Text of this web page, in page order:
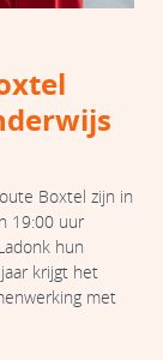
Boxtel zijn in
19:00 uur
hun
krijgt het
met